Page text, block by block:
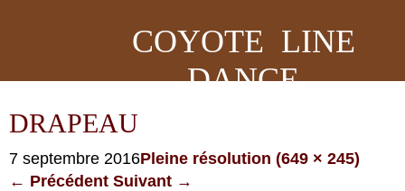
COYOTE LINE
DANCE
DRAPEAU
7 septembre 2016Pleine résolution (649 × 245)
← Précédent Suivant →